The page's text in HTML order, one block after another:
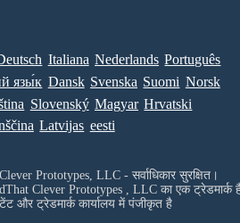
Italiana Nederlands Português
язы́к Dansk Svenska Suomi Norsk
Slovenský Magyar Hrvatski
Latvijas eesti
Prototypes, LLC - सर्वाधिकार सुरक्षित।
Clever Prototypes , LLCका एक ट्रेडमार्क
और ट्रेडमार्क कार्यालय में पंजीकृत है